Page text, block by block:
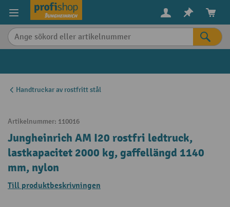
Handtruckar av rostfritt stål
Artikelnummer: 110016
Jungheinrich AM I20 rostfri ledtruck,
lastkapacitet 2000 kg, gaffellängd 1140
mm, nylon
Till produktbeskrivningen